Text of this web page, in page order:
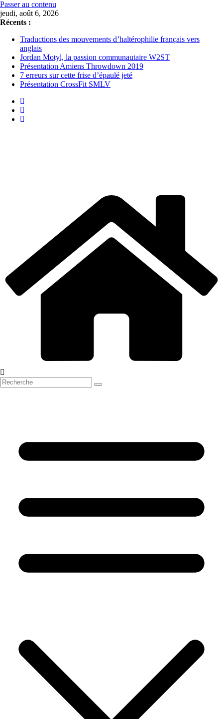
Passer au contenu
jeudi, août 6, 2026
Récents :
Traductions des mouvements d’haltérophilie français vers
anglais
Jordan Motyl, la passion communautaire W2ST
Présentation Amiens Throwdown 2019
7 erreurs sur cette frise d’épaulé jeté
Présentation CrossFit SMLV